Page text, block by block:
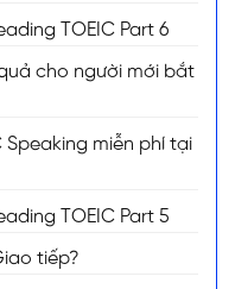
TOEIC Part 6
cho người mới bắt
Speaking miễn phí tại
TOEIC Part 5
tiếp?